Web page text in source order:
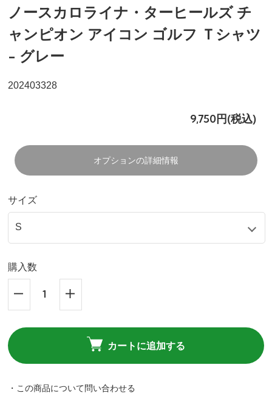
ノースカロライナ・ターヒールズ チ
ャンピオン アイコン ゴルフ Ｔシャツ
- グレー
202403328
9,750円(税込)
オプションの詳細情報
サイズ
購入数
カートに追加する
・この商品について問い合わせる